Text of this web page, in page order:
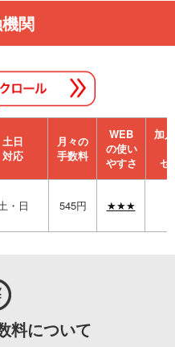
関
⼟⽇
対応
月々の
手数料
WEB
の使い
やすさ
加
セ
・日 545円 ★★★
料について